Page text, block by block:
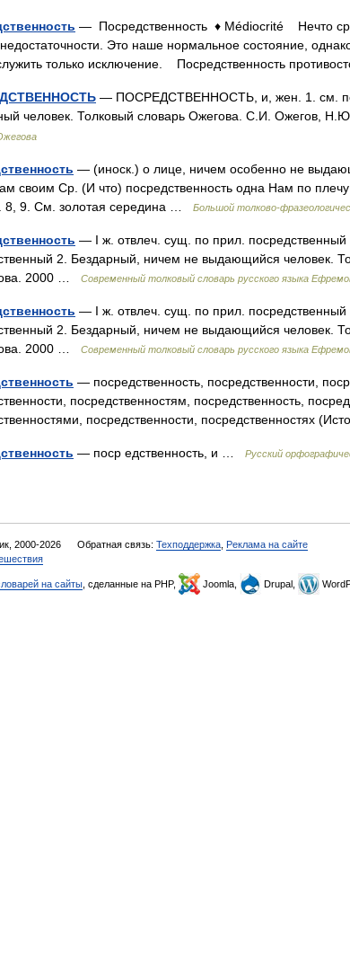
— Посредственность ♦ Médiocrité Нечто
Это наше нормальное состояние,
только исключение. Посредственность
— ПОСРЕДСТВЕННОСТЬ, и, жен. 1. см.
человек. Толковый словарь Ожегова. С.И. Ожегов,
— (иноск.) о лице, ничем особенно не
своим Ср. (И что) посредственность одна Нам по
8, 9. См. золотая середина …
Большой толково-
— I ж. отвлеч. сущ. по прил. посредственный
2. Бездарный, ничем не выдающийся человек.
2000 …
Современный толковый словарь русского языка
— I ж. отвлеч. сущ. по прил. посредственный
2. Бездарный, ничем не выдающийся человек.
2000 …
Современный толковый словарь русского языка
— посредственность, посредственности,
посредственностям, посредственность,
посредственности, посредственностях
— поср едственность, и … Русский
2000-2026 Обратная связь: Техподдержка Реклама на сайте
на сайты , сделанные на PHP, Joomla, Drupal,